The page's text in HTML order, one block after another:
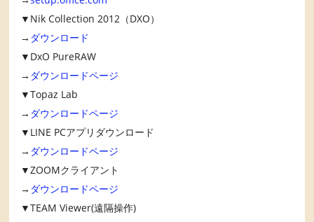
▼Nik Collection 2012（DXO）
→ ダウンロード
▼DxO PureRAW
→ ダウンロードページ
▼Topaz Lab
→ ダウンロードページ
▼LINE PCアプリダウンロード
→ ダウンロードページ
▼ZOOMクライアント
→ ダウンロードページ
▼TEAM Viewer(遠隔操作)